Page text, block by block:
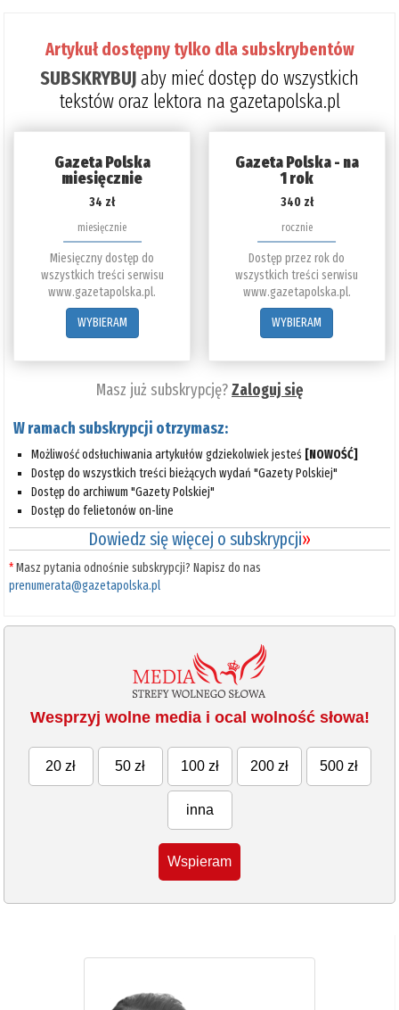
Artykuł dostępny tylko dla subskrybentów
SUBSKRYBUJaby mieć dostęp do wszystkich
tekstów oraz lektora na gazetapolska.pl
Gazeta Polska
miesięcznie
34 zł
miesięcznie
Miesięczny dostęp do
wszystkich treści serwisu
www.gazetapolska.pl.
WYBIERAM
Gazeta Polska - na
1 rok
340 zł
rocznie
Dostęp przez rok do
wszystkich treści serwisu
www.gazetapolska.pl.
WYBIERAM
Masz już subskrypcję?Zaloguj się
W ramach subskrypcji otrzymasz:
Możliwość odsłuchiwania artykułów gdziekolwiek jesteś [NOWOŚĆ]
Dostęp do wszystkich treści bieżących wydań "Gazety Polskiej"
Dostęp do archiwum "Gazety Polskiej"
Dostęp do felietonów on-line
Dowiedz się więcej o subskrypcji»
*Masz pytania odnośnie subskrypcji? Napisz do nas
prenumerata@gazetapolska.pl
Wesprzyj wolne media i ocal wolność słowa!
20 zł 50 zł 100 zł 200 zł 500 zł
inna
Wspieram